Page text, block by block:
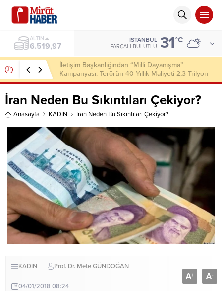
ALTIN
6.519,97
İSTANBUL
PARÇALI BULUTLU 31°C
İletişim Başkanlığından “Milli Dayanışma”
Kampanyası: Terörün 40 Yıllık Maliyeti 2,3 Trilyon
Dolar
İran Neden Bu Sıkıntıları Çekiyor?
Anasayfa KADIN İran Neden Bu Sıkıntıları Çekiyor?
KADIN Prof. Dr. Mete GÜNDOĞAN
04/01/2018 08:24
A+ A-